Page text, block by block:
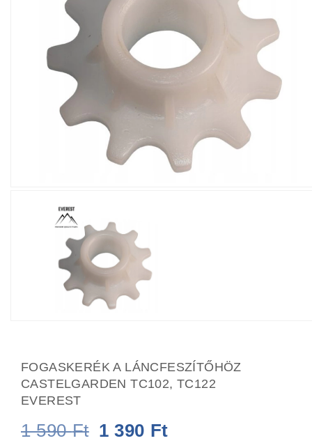
FOGASKERÉK A LÁNCFESZÍTŐHÖZ
CASTELGARDEN TC102, TC122
EVEREST
1 590Ft Original
1 390 Ft